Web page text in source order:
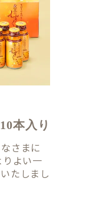
本入り
さまに
よい一
たしまし